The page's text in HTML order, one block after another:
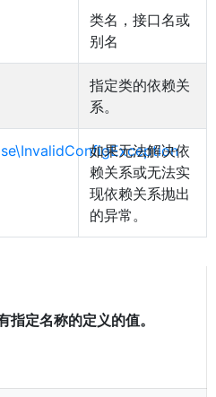
类名，接口名或
别名
指定类的依赖关
系。
如果无法解决依
赖关系或无法实
现依赖关系抛出
的异常。
定名称的定义的值。